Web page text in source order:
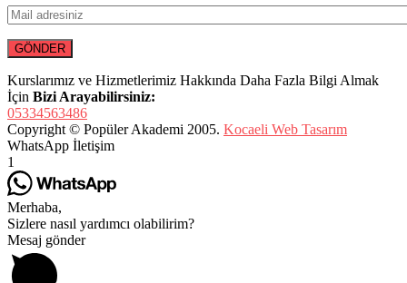
Kurslarımız ve Hizmetlerimiz Hakkında Daha Fazla Bilgi Almak
İçin Bizi Arayabilirsiniz:
05334563486
Copyright © Popüler Akademi 2005. Kocaeli Web Tasarım
WhatsApp İletişim
1
Merhaba,
Sizlere nasıl yardımcı olabilirim?
Mesaj gönder